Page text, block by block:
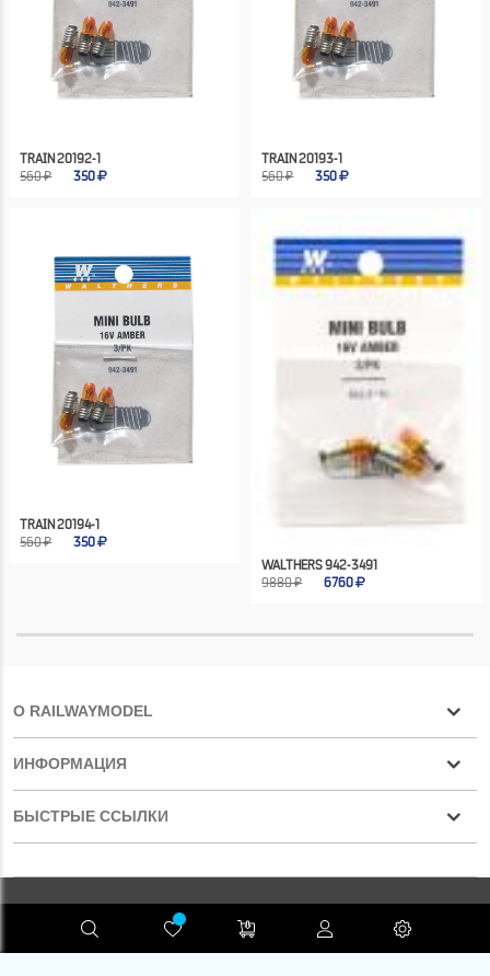
TRAIN 20192-1
560 ₽
350
TRAIN 20193-1
560 ₽
350
TRAIN 20194-1
560 ₽
350
WALTHERS 942-3491
9880 ₽
6760
О RAILWAYMODEL
ИНФОРМАЦИЯ
БЫСТРЫЕ ССЫЛКИ
RAILWAYMODEL.COM ©2001-2026